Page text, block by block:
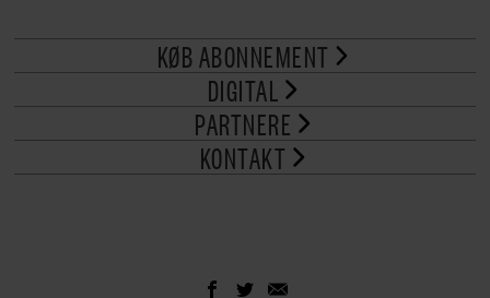
KØB ABONNEMENT
DIGITAL
PARTNERE
KONTAKT